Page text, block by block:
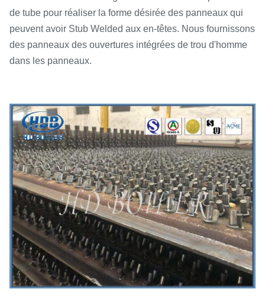
de tube pour réaliser la forme désirée des panneaux qui
peuvent avoir Stub Welded aux en-têtes. Nous fournissons
des panneaux des ouvertures intégrées de trou d'homme
dans les panneaux.